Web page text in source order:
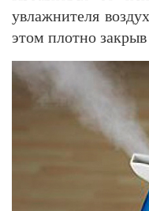
увлажнителя
этом плотно